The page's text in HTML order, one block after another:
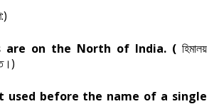
are on the North of India. ( হিমালয়
used before the name of a single